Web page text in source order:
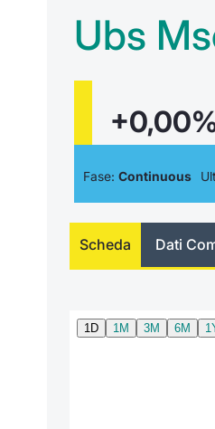
Ubs
Fase: Continuous
Scheda Dati